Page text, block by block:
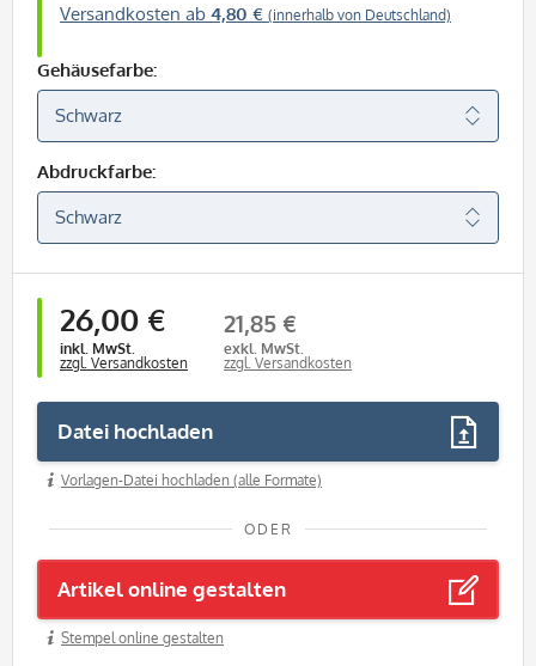
Versandkosten ab 4,80 € (innerhalb von Deutschland)
Gehäusefarbe:
Abdruckfarbe:
26,00 €
inkl. MwSt.
zzgl. Versandkosten
21,85 €
exkl. MwSt.
zzgl. Versandkosten
Datei hochladen
Vorlagen-Datei hochladen (alle Formate)
ODER
Artikel online gestalten
Stempel online gestalten